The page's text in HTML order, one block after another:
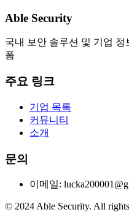
Able Security
국내 보안 솔루션 및 기업
폼
주요 링크
기업 목록
커뮤니티
소개
문의
이메일:
© 2024 Able Security. All